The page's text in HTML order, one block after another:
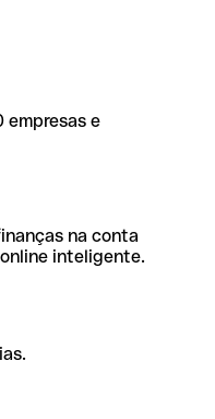
empresas e
na conta
inteligente.